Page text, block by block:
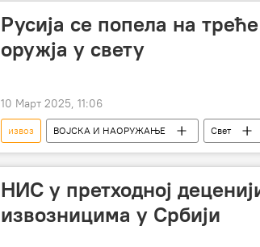
Русија се попела на
оружја у свету
10 Март 2025, 11:06
извоз ВОЈСКА И НАОРУЖАЊЕ Свет
НИС у претходној
извозницима у Србији